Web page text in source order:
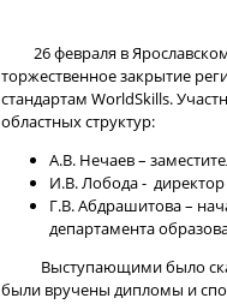
26 февраля в
торжественное закрытие
стандартам WorldSkills.
областных структур:
А.В. Нечаев –
И.В. Лобода -
Г.В. Абдрашитова –
департамента
Выступающими было
были вручены дипломы и